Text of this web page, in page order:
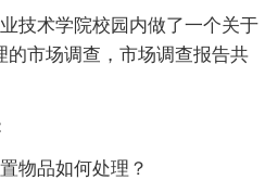
技术学院校园内做了一个关于
的市场调查，市场调查报告共
物品如何处理？